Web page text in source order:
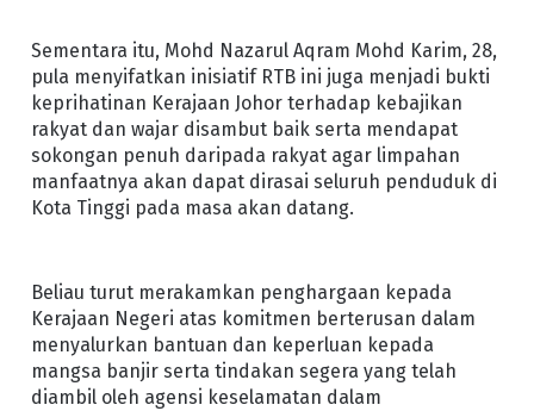
Sementara itu, Mohd Nazarul Aqram Mohd Karim, 28,
pula menyifatkan inisiatif RTB ini juga menjadi bukti
keprihatinan Kerajaan Johor terhadap kebajikan
rakyat dan wajar disambut baik serta mendapat
sokongan penuh daripada rakyat agar limpahan
manfaatnya akan dapat dirasai seluruh penduduk di
Kota Tinggi pada masa akan datang.
Beliau turut merakamkan penghargaan kepada
Kerajaan Negeri atas komitmen berterusan dalam
menyalurkan bantuan dan keperluan kepada
mangsa banjir serta tindakan segera yang telah
diambil oleh agensi keselamatan dalam